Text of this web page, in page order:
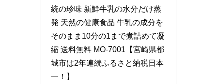
統の珍味 新鮮牛乳の水分だけ蒸
発 天然の健康食品 牛乳の成分を
そのまま10分の1まで煮詰めて凝
縮 送料無料 MO-7001【宮崎県都
城市は2年連続ふるさと納税日本
一！】